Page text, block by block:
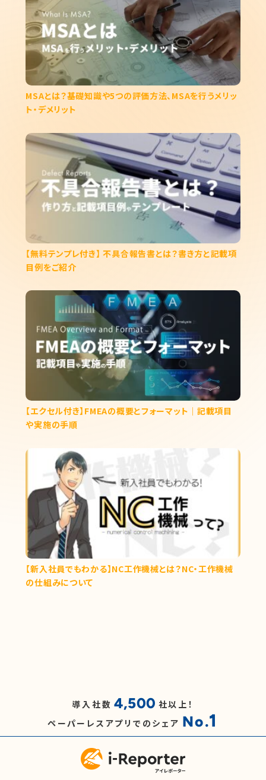
MSAとは？基礎知識や5つの評価方法、MSAを行うメリッ
ト・デメリット
【無料テンプレ付き】 不具合報告書とは？書き方と記載項
目例をご紹介
【エクセル付き】FMEAの概要とフォーマット｜記載項目
や実施の手順
【新入社員でもわかる】NC工作機械とは？NC・工作機械
の仕組みについて
導入社数 4,500 社以上！
ペーパーレスアプリでのシェア No.1